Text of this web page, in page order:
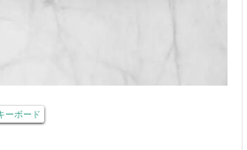
ーボード